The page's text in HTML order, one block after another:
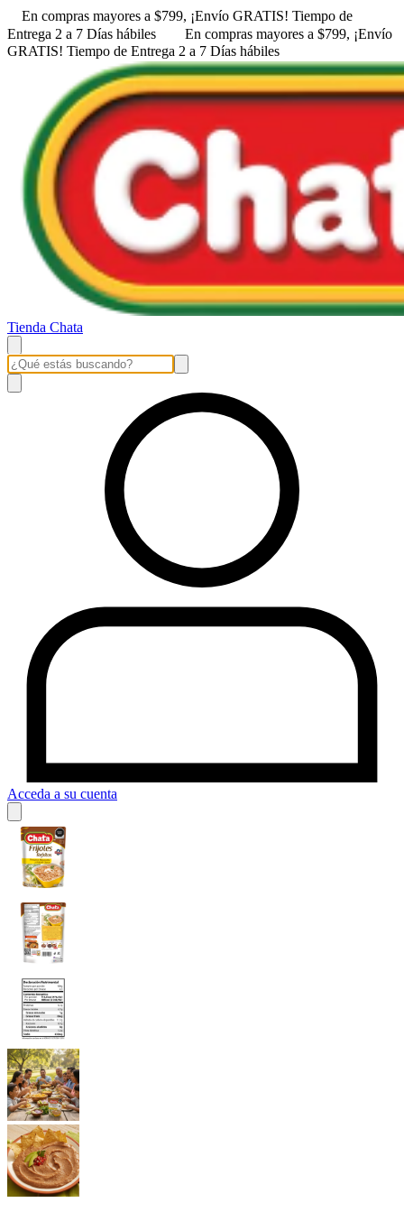
En compras mayores a $799, ¡Envío GRATIS! ㅤㅤTiempo de
Entrega 2 a 7 Días hábiles
En compras mayores a $799, ¡Envío
GRATIS! ㅤㅤTiempo de Entrega 2 a 7 Días hábiles
Tienda Chata
Acceda a su cuenta